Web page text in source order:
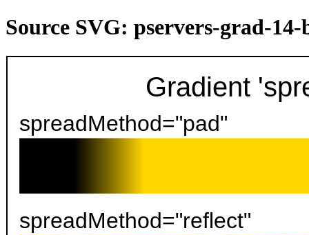
Source SVG: pservers-grad-
Gradient
spreadMethod="pad"
spreadMethod="reflect"